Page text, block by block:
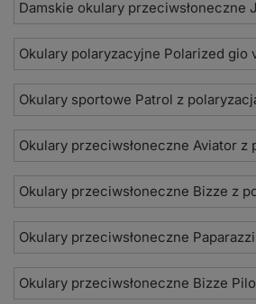
Damskie okulary przeciwsłoneczne
Okulary polaryzacyjne Polarized gio
Okulary sportowe Patrol z
Okulary przeciwsłoneczne Aviator z
Okulary przeciwsłoneczne Bizze z
Okulary przeciwsłoneczne
Okulary przeciwsłoneczne Bizze